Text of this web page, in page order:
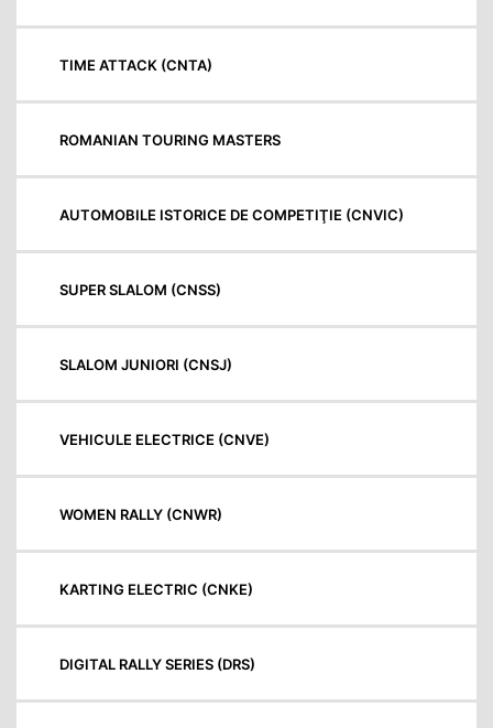
TIME ATTACK (CNTA)
ROMANIAN TOURING MASTERS
AUTOMOBILE ISTORICE DE COMPETIŢIE (CNVIC)
SUPER SLALOM (CNSS)
SLALOM JUNIORI (CNSJ)
VEHICULE ELECTRICE (CNVE)
WOMEN RALLY (CNWR)
KARTING ELECTRIC (CNKE)
DIGITAL RALLY SERIES (DRS)